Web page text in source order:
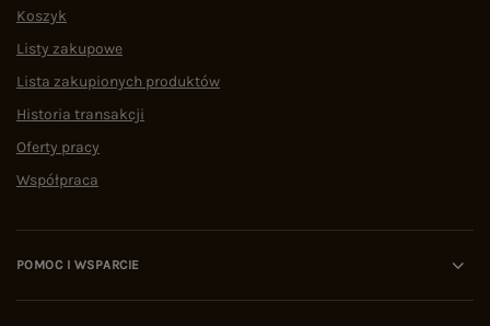
Koszyk
Listy zakupowe
Lista zakupionych produktów
Historia transakcji
Oferty pracy
Współpraca
POMOC I WSPARCIE